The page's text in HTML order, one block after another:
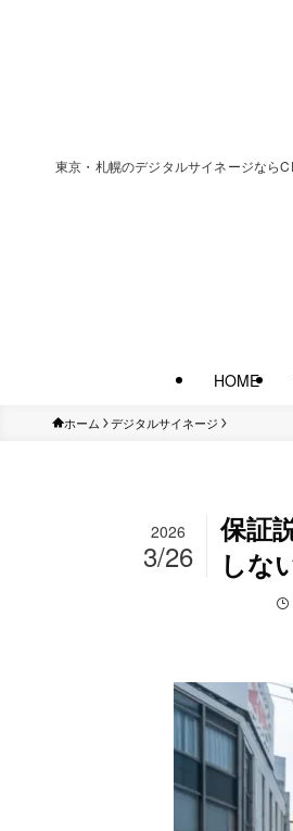
東京・札幌のデジタルサイネージなら
HOME
ホーム デジタルサイネージ
保証
しな
2026
3/26